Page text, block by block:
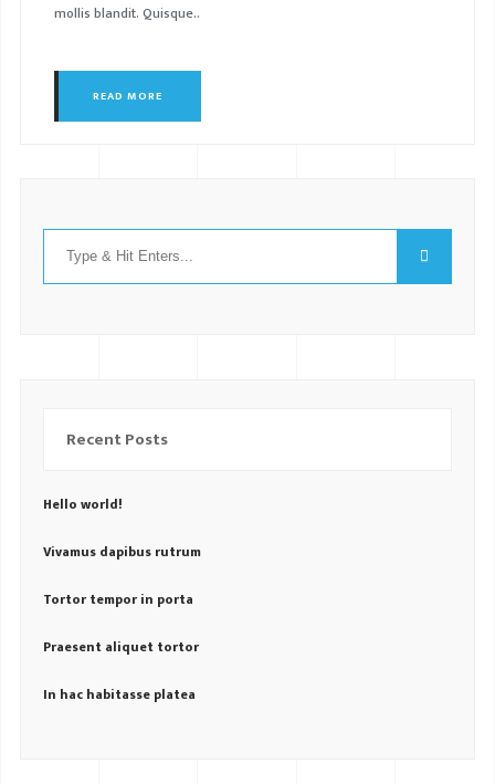
mollis blandit. Quisque..
READ MORE
Recent Posts
Hello world!
Vivamus dapibus rutrum
Tortor tempor in porta
Praesent aliquet tortor
In hac habitasse platea